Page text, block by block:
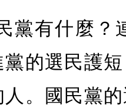
黨有什麼？
黨的選民護
人。國民黨